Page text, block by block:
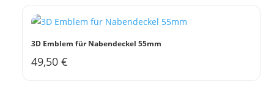
3D Emblem für Nabendeckel 55mm
49,50€